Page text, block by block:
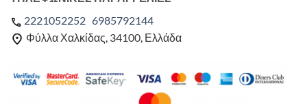
2221052252 6985792144
Φύλλα Χαλκίδας, 34100, Ελλάδα